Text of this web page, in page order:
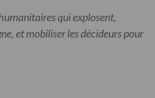
qui explosent,
et mobiliser les décideurs pour